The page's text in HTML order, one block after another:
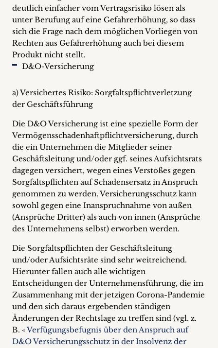
deutlich einfacher vom Vertragsrisiko lösen als
unter Berufung auf eine Gefahrerhöhung, so dass
sich die Frage nach dem möglichen Vorliegen von
Rechten aus Gefahrerhöhung auch bei diesem
Produkt nicht stellt.
D&O-Versicherung
a) Versichertes Risiko: Sorgfaltspflichtverletzung
der Geschäftsführung
Die D&O Versicherung ist eine spezielle Form der
Vermögensschadenhaftpflichtversicherung, durch
die ein Unternehmen die Mitglieder seiner
Geschäftsleitung und/oder ggf. seines Aufsichtsrats
dagegen versichert, wegen eines Verstoßes gegen
Sorgfaltspflichten auf Schadensersatz in Anspruch
genommen zu werden. Versicherungsschutz kann
sowohl gegen eine Inanspruchnahme von außen
(Ansprüche Dritter) als auch von innen (Ansprüche
des Unternehmens selbst) erworben werden.
Die Sorgfaltspflichten der Geschäftsleitung
und/oder Aufsichtsräte sind sehr weitreichend.
Hierunter fallen auch alle wichtigen
Entscheidungen der Unternehmensführung, die im
Zusammenhang mit der jetzigen Corona-Pandemie
und den sich daraus ergebenden ständigen
Änderungen der Rechtslage zu treffen sind (vgl. z.
B. «Verfügungsbefugnis über den Anspruch auf
D&O Versicherungsschutz in der Insolvenz der